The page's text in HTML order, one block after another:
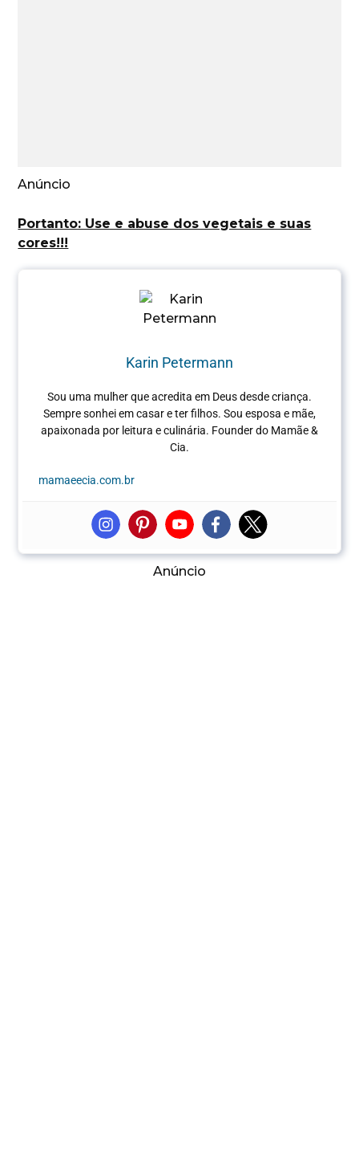
Anúncio
Portanto: Use e abuse dos vegetais e suas
cores!!!
Karin Petermann
Sou uma mulher que acredita em Deus desde criança.
Sempre sonhei em casar e ter filhos. Sou esposa e mãe,
apaixonada por leitura e culinária. Founder do Mamãe &
Cia.
mamaeecia.com.br
Anúncio